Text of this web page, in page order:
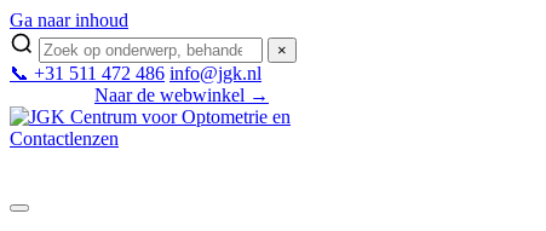
Ga naar inhoud
×
📞 +31 511 472 486 info@jgk.nl
Naar de webwinkel →